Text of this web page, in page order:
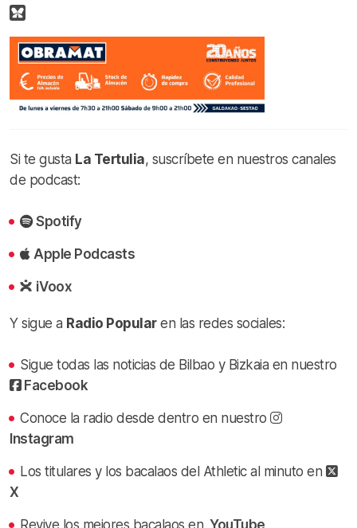
Si te gusta La Tertulia, suscríbete en nuestros canales
de podcast:
Spotify
Apple Podcasts
iVoox
Y sigue a Radio Popularen las redes sociales:
Sigue todas las noticias de Bilbao y Bizkaia en nuestro
Facebook
Conoce la radio desde dentro en nuestro
Instagram
Los titulares y los bacalaos del Athletic al minuto en
X
Revive los mejores bacalaos en YouTube